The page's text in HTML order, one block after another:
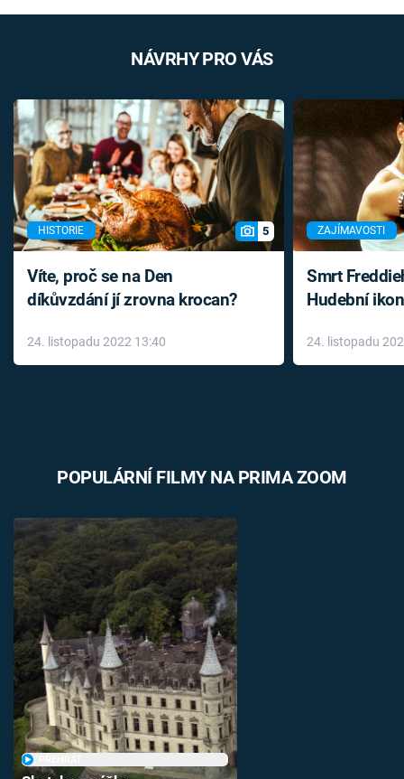
NÁVRHY PRO VÁS
HISTORIE 5
Víte, proč se na Den
díkůvzdání jí zrovna krocan?
24. listopadu 2022 13:40
ZAJÍMAVOSTI
Smrt
Hudební
léky
24. listopadu
POPULÁRNÍ FILMY NA PRIMA ZOOM